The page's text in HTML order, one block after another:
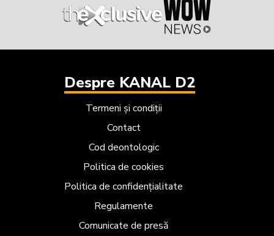
Despre KANAL D2
Termeni și condiții
Contact
Cod deontologic
Politica de cookies
Politica de confidențialitate
Regulamente
Comunicate de presă